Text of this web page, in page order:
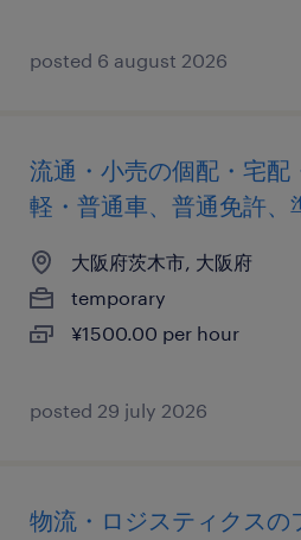
posted 6 august 2026
流通・小売の個配・宅配
軽・普通車、普通免許、
大阪府茨木市, 大阪府
temporary
¥1500.00 per hour
posted 29 july 2026
物流・ロジスティクスの